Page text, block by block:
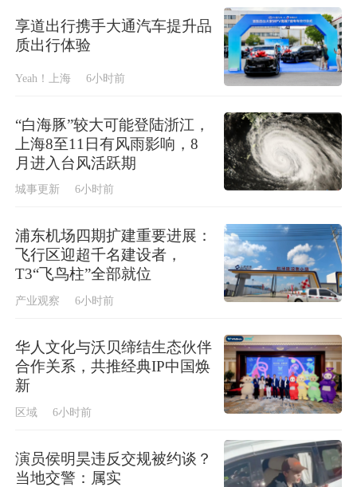
享道出行携手大通汽车提升品
质出行体验
Yeah！上海 6小时前
“白海豚”较大可能登陆浙江，
上海8至11日有风雨影响，8
月进入台风活跃期
城事更新 6小时前
浦东机场四期扩建重要进展：
飞行区迎超千名建设者，
T3“飞鸟柱”全部就位
产业观察 6小时前
华人文化与沃贝缔结生态伙伴
合作关系，共推经典IP中国焕
新
区域 6小时前
演员侯明昊违反交规被约谈？
当地交警：属实